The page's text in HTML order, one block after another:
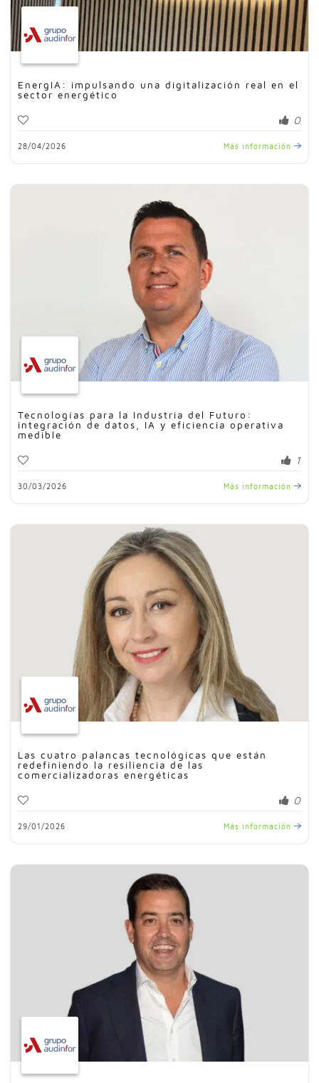
EnergIA: impulsando una digitalización real en el
sector energético
0
28/04/2026 Más información
Tecnologías para la Industria del Futuro:
integración de datos, IA y eficiencia operativa
medible
1
30/03/2026 Más información
Las cuatro palancas tecnológicas que están
redefiniendo la resiliencia de las
comercializadoras energéticas
0
29/01/2026 Más información